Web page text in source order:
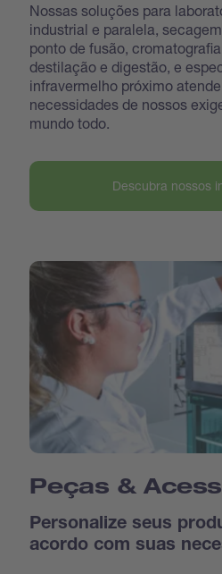
Nossas soluções para
industrial e paralela,
ponto de fusão,
destilação e digestão, e
infravermelho próximo
necessidades de nossos
mundo todo.
Descubra nossos
Peças &
Personalize seus
acordo com suas